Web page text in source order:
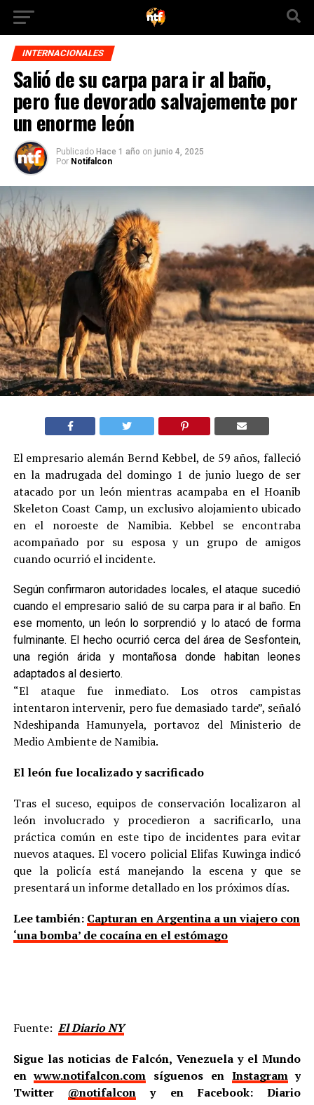
INTERNACIONALES
Salió de su carpa para ir al baño,
pero fue devorado salvajemente por
un enorme león
Publicado Hace 1 año on junio 4, 2025
Por Notifalcon
El empresario alemán Bernd Kebbel, de 59 años, falleció
en la madrugada del domingo 1 de junio luego de ser
atacado por un león mientras acampaba en el Hoanib
Skeleton Coast Camp, un exclusivo alojamiento ubicado
en el noroeste de Namibia. Kebbel se encontraba
acompañado por su esposa y un grupo de amigos
cuando ocurrió el incidente.
Según confirmaron autoridades locales, el ataque sucedió
cuando el empresario salió de su carpa para ir al baño. En
ese momento, un león lo sorprendió y lo atacó de forma
fulminante. El hecho ocurrió cerca del área de Sesfontein,
una región árida y montañosa donde habitan leones
adaptados al desierto.
“El ataque fue inmediato. Los otros campistas
intentaron intervenir, pero fue demasiado tarde”, señaló
Ndeshipanda Hamunyela, portavoz del Ministerio de
Medio Ambiente de Namibia.
El león fue localizado y sacrificado
Tras el suceso, equipos de conservación localizaron al
león involucrado y procedieron a sacrificarlo, una
práctica común en este tipo de incidentes para evitar
nuevos ataques. El vocero policial Elifas Kuwinga indicó
que la policía está manejando la escena y que se
presentará un informe detallado en los próximos días.
Lee también: Capturan en Argentina a un viajero con
‘una bomba’ de cocaína en el estómago
Fuente: El Diario NY
Sigue las noticias de Falcón, Venezuela y el Mundo
enwww.notifalcon.com síguenos en Instagramy
Twitter @notifalcon y en Facebook: Diario